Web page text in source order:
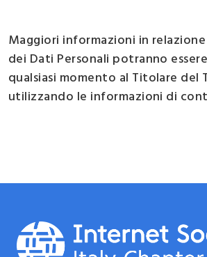
Maggiori informazioni in
dei Dati Personali potranno
qualsiasi momento al Titolare del
utilizzando le informazioni di